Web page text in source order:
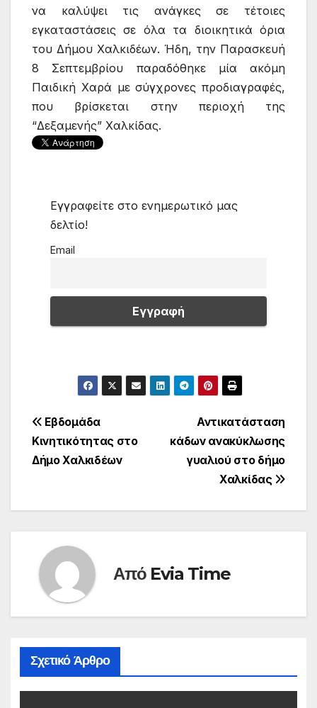
να καλύψει τις ανάγκες σε τέτοιες
εγκαταστάσεις σε όλα τα διοικητικά όρια
του Δήμου Χαλκιδέων. Ήδη, την Παρασκευή
8 Σεπτεμβρίου παραδόθηκε μία ακόμη
Παιδική Χαρά με σύγχρονες προδιαγραφές,
που βρίσκεται στην περιοχή της
“Δεξαμενής” Χαλκίδας.
Εγγραφείτε στο ενημερωτικό μας
δελτίο!
Email
Πλοήγηση
άρθρων
Αντικατάσταση
κάδων ανακύκλωσης
γυαλιού στο δήμο
Χαλκίδας
Εβδομάδα
Κινητικότητας στο
Δήμο Χαλκιδέων
Από Evia Time
Σχετικό Άρθρο